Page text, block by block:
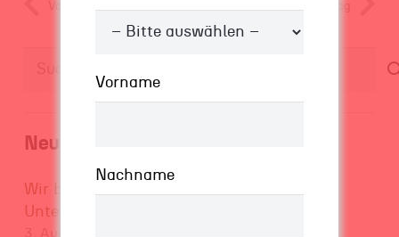
Neueste Beiträge
Wir brauchen mehr Brückenbauer in
Unternehmen – Haltung statt Hierarchie
Vorname
Nachname